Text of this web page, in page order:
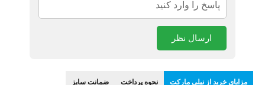
ارسال نظر
مزایای خرید از نیلی مارکت نحوه پرداخت ضمانت سایز